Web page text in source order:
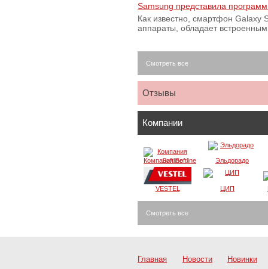
Samsung представила
Как известно, смартфон Galaxy
аппараты, обладает
Смотреть все
Отзывы
Компании
Компания Softline Эльдорадо
VESTEL ЦИП
Смотреть все
Главная Новости
Новинки